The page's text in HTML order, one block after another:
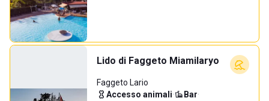
Lido di Faggeto Miamilaryo
Faggeto Lario
Accesso animali· Bar·